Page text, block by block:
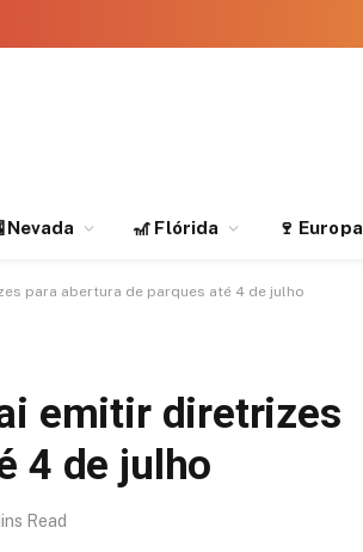
Nevada 🎢 Flórida 🍷 Europa
para abertura de parques até 4 de julho
emitir diretrizes
4 de julho
Read